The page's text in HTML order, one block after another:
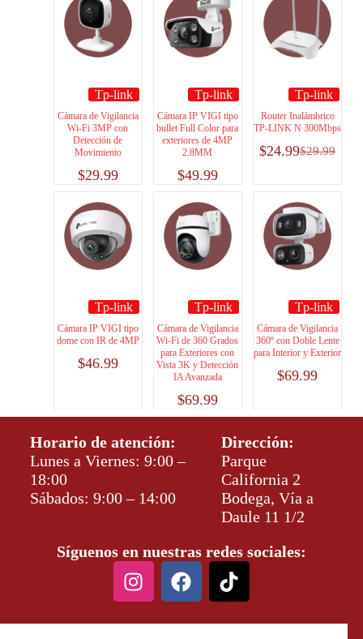
Tp-link
Cámara de Vigilancia
Wi-Fi 3MP con
Detección de
Movimiento
$29.99
Tp-link
Cámara IP VIGI tipo
bullet Full Color para
exteriores de 4MP
2.8MM
$49.99
Tp-link
Router Inalámbrico
TP-LINK N 300Mbps
$29.99
$24.99
Tp-link
Cámara IP VIGI tipo
dome con IR de 4MP
$46.99
Tp-link
Cámara de Vigilancia
Wi-Fi de 360 Grados
para Exteriores con
Vista 3K y Detección
IA Avanzada
$69.99
Tp-link
Cámara de Vigilancia
360º con Doble Lente
para Interior y Exterior
$69.99
Horario de atención:
Lunes a Viernes: 9:00 –
18:00
Sábados: 9:00 – 14:00
Dirección:
Parque
California 2
Bodega, Vía a
Daule 11 1/2
Síguenos en nuestras redes sociales: